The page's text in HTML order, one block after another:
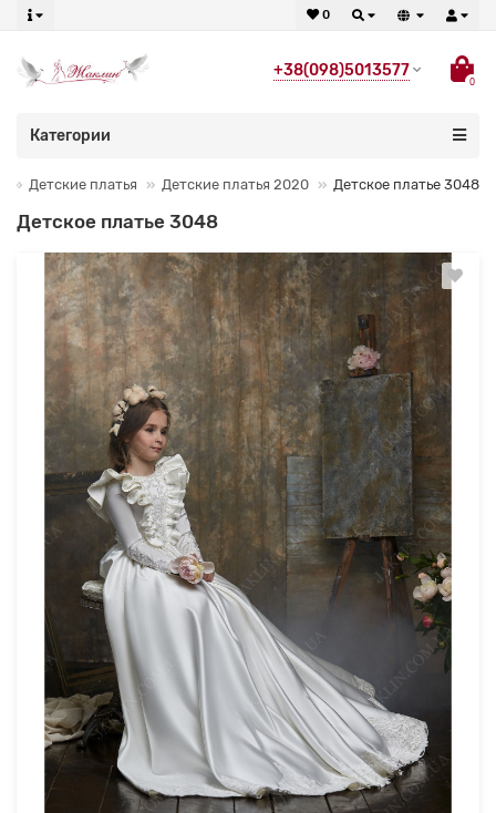
0
+38(098)5013577
0
Категории
Детские платья Детские платья 2020 Детское платье 3048
Детское платье 3048